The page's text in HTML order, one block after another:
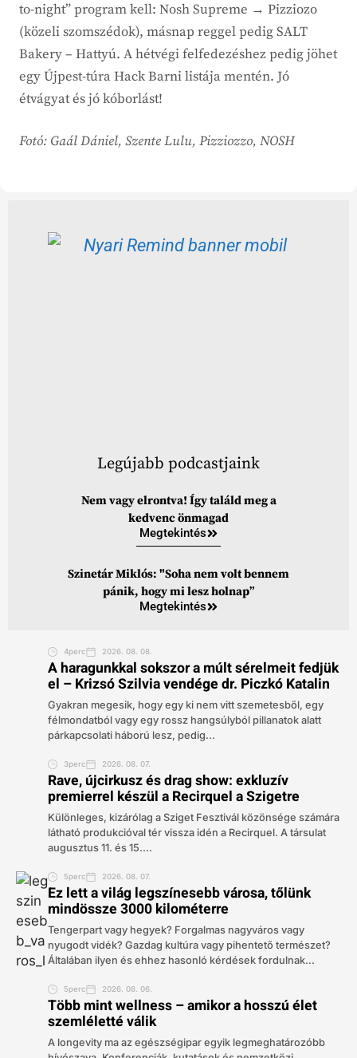
to-night” program kell: Nosh Supreme → Pizziozo
(közeli szomszédok), másnap reggel pedig SALT
Bakery – Hattyú. A hétvégi felfedezéshez pedig jöhet
egy Újpest-túra Hack Barni listája mentén. Jó
étvágyat és jó kóborlást!
Fotó: Gaál Dániel, Szente Lulu, Pizziozzo, NOSH
Legújabb podcastjaink
Nem vagy elrontva! Így találd meg a
kedvenc önmagad
Megtekintés
Szinetár Miklós: "Soha nem volt bennem
pánik, hogy mi lesz holnap”
Megtekintés
4perc 2026. 08. 08.
A haragunkkal sokszor a múlt sérelmeit fedjük
el – Krizsó Szilvia vendége dr. Piczkó Katalin
Gyakran megesik, hogy egy ki nem vitt szemetesből, egy
félmondatból vagy egy rossz hangsúlyból pillanatok alatt
párkapcsolati háború lesz, pedig...
3perc 2026. 08. 07.
Rave, újcirkusz és drag show: exkluzív
premierrel készül a Recirquel a Szigetre
Különleges, kizárólag a Sziget Fesztivál közönsége számára
látható produkcióval tér vissza idén a Recirquel. A társulat
augusztus 11. és 15....
5perc 2026. 08. 07.
Ez lett a világ legszínesebb városa, tőlünk
mindössze 3000 kilométerre
Tengerpart vagy hegyek? Forgalmas nagyváros vagy
nyugodt vidék? Gazdag kultúra vagy pihentető természet?
Általában ilyen és ehhez hasonló kérdések fordulnak...
5perc 2026. 08. 06.
Több mint wellness – amikor a hosszú élet
szemléletté válik
A longevity ma az egészségipar egyik legmeghatározóbb